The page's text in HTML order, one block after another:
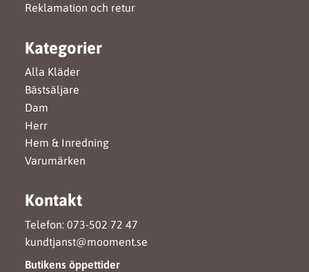
Reklamation och retur
Kategorier
Alla Kläder
Bästsäljare
Dam
Herr
Hem & Inredning
Varumärken
Kontakt
Telefon: 073-502 72 47
kundtjanst@mooment.se
Butikens öppettider